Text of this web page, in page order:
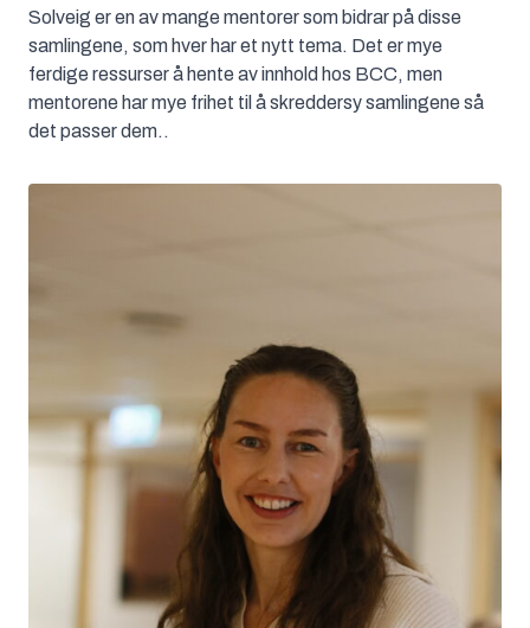
Solveig er en av mange mentorer som bidrar på disse
samlingene, som hver har et nytt tema. Det er mye
ferdige ressurser å hente av innhold hos BCC, men
mentorene har mye frihet til å skreddersy samlingene så
det passer dem..